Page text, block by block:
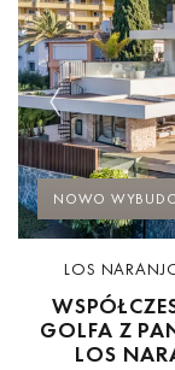
Previous
NOWO
LOS
GOLFA Z
LOS